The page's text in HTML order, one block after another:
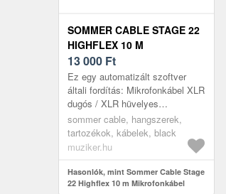
SOMMER CABLE STAGE 22
HIGHFLEX 10 M
MIKROFONKÁBEL
13 000 Ft
Ez egy automatizált szoftver
általi fordítás: Mikrofonkábel XLR
dugós / XLR hüvelyes
csatlakozókkal. Hossza: 10 m.
Fekete szín A típusú
csatlakozó:...
sommer cable, hangszerek,
tartozékok, kábelek, black
muziker.hu
Hasonlók, mint Sommer Cable Stage
22 Highflex 10 m Mikrofonkábel